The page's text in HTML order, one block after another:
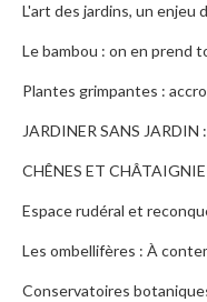
L'art des jardins, un enjeu
Le bambou : on en prend
Plantes grimpantes :
JARDINER SANS
CHÊNES ET
Espace rudéral et
Les ombellifères : À
Conservatoires